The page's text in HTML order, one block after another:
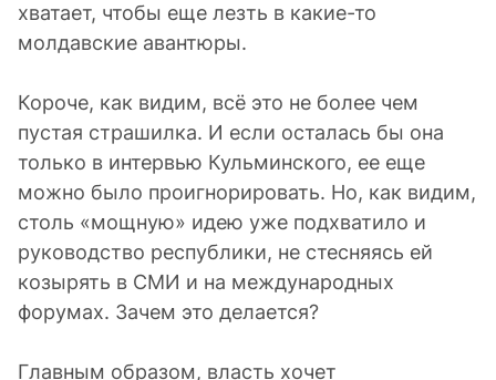
хватает, чтобы еще лезть в какие-то
молдавские авантюры.
Короче, как видим, всё это не более чем
пустая страшилка. И если осталась бы она
только в интервью Кульминского, ее еще
можно было проигнорировать. Но, как видим,
столь «мощную» идею уже подхватило и
руководство республики, не стесняясь ей
козырять в СМИ и на международных
форумах. Зачем это делается?
Главным образом, власть хочет